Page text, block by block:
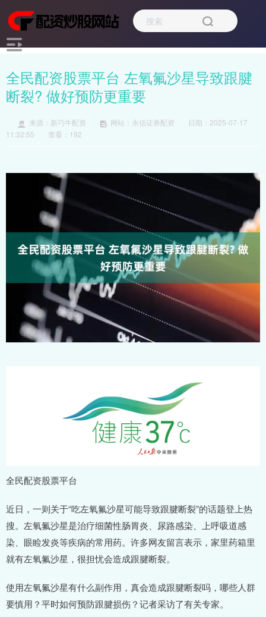
全民配资股票平台 左氧氟沙星导致跟腱
断裂? 做好预防更重要
来源：新巧牛配资 网站：永信证券配资
日期：2025-07-17
11:32:55
查看：192
全民配资股票平台
近日，一则关于“吃左氧氟沙星可能导致跟腱断裂”的话题登上热
搜。左氧氟沙星是治疗细菌性肠胃炎、尿路感染、上呼吸道感
染、眼睑发炎等疾病的常用药。许多网友留言表示，家里药箱里
就有左氧氟沙星，很担忧会造成跟腱断裂。
使用左氧氟沙星有什么副作用，真会造成跟腱断裂吗，哪些人群
要慎用？平时如何预防跟腱损伤？记者采访了有关专家。